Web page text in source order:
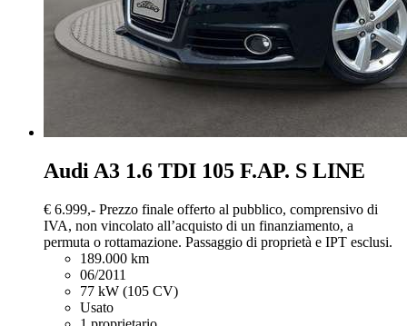
Audi A3 1.6 TDI 105 F.AP. S LINE
€ 6.999,- Prezzo finale offerto al pubblico, comprensivo di
IVA, non vincolato all’acquisto di un finanziamento, a
permuta o rottamazione. Passaggio di proprietà e IPT esclusi.
189.000 km
06/2011
77 kW (105 CV)
Usato